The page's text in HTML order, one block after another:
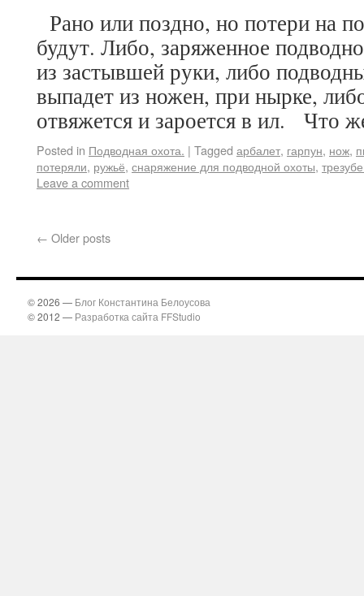
Рано или поздно, но потери на
будут. Либо, заряженное
из застывшей руки, либо
выпадет из ножен, при нырке,
отвяжется и зароется в ил. Что
Posted in Подводная охота. | Tagged арбалет, гарпун, нож,
потеряли, ружьё, снаряжение для подводной охоты,
Leave a comment
← Older posts
© 2026 — Блог Константина Белоусова
© 2012 — Разработка сайта FFStudio